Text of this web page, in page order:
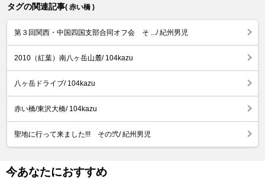
タグの関連記事( 赤い橋 )
第３回関西・中国四国支部合同オフ会 そ .../ 紀州男児
2010（紅葉）南八ヶ岳山麓/ 104kazu
八ヶ岳ドライブ/ 104kazu
赤い橋/東沢大橋/ 104kazu
聖地に行って来ました!!! その弐/ 紀州男児
今あなたにおすすめ